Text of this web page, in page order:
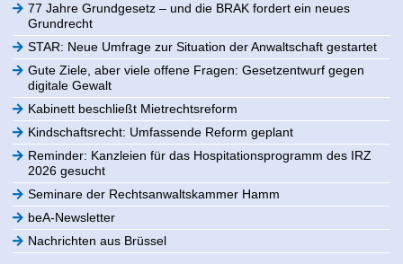
77 Jahre Grundgesetz – und die BRAK fordert ein neues
Grundrecht
STAR: Neue Umfrage zur Situation der Anwaltschaft gestartet
Gute Ziele, aber viele offene Fragen: Gesetzentwurf gegen
digitale Gewalt
Kabinett beschließt Mietrechtsreform
Kindschaftsrecht: Umfassende Reform geplant
Reminder: Kanzleien für das Hospitationsprogramm des IRZ
2026 gesucht
Seminare der Rechtsanwaltskammer Hamm
beA-Newsletter
Nachrichten aus Brüssel